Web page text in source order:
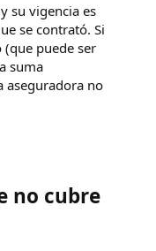
su vigencia es
se contrató. Si
(que puede ser
suma
aseguradora no
no cubre